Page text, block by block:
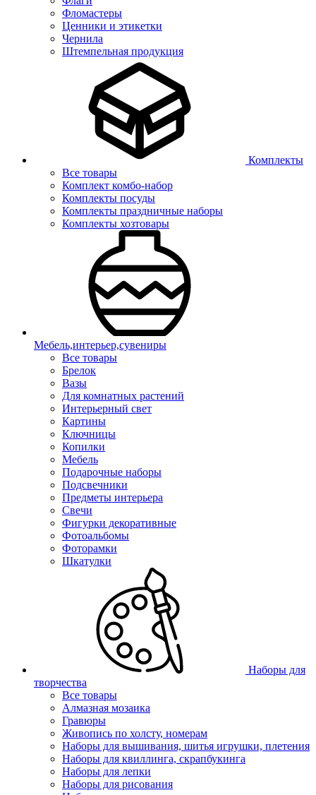
Фломастеры
Ценники и этикетки
Чернила
Штемпельная продукция
Комплекты
Все товары
Комплект комбо-набор
Комплекты посуды
Комплекты праздничные наборы
Комплекты хозтовары
Мебель,интерьер,сувениры
Все товары
Брелок
Вазы
Для комнатных растений
Интерьерный свет
Картины
Ключницы
Копилки
Мебель
Подарочные наборы
Подсвечники
Предметы интерьера
Свечи
Фигурки декоративные
Фотоальбомы
Фоторамки
Шкатулки
Наборы для
творчества
Все товары
Алмазная мозаика
Гравюры
Живопись по холсту, номерам
Наборы для вышивания, шитья игрушки, плетения
Наборы для квиллинга, скрапбукинга
Наборы для лепки
Наборы для рисования